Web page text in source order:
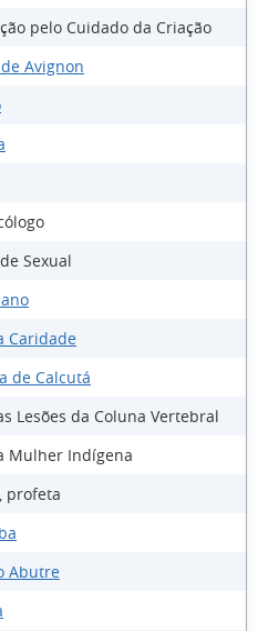
pelo Cuidado da Criação
Avignon
Sexual
Caridade
de Calcutá
Lesões da Coluna Vertebral
Mulher Indígena
profeta
Abutre